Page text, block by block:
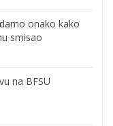
onako kako
smisao
na BFSU